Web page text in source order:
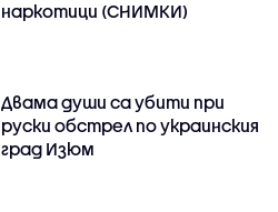
наркотици (СНИМКИ)
Двама души са убити при
руски обстрeл по украинския
град Изюм